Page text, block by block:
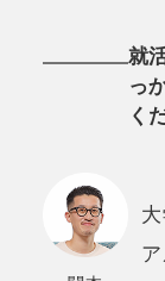
就
っ
く